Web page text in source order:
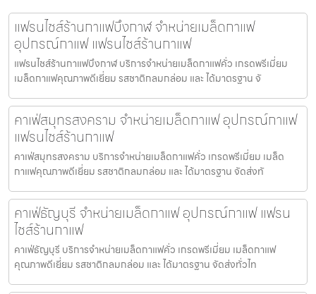
แฟรนไชส์ร้านกาแฟบึงกาฬ จำหน่ายเมล็ดกาแฟ
อุปกรณ์กาแฟ แฟรนไชส์ร้านกาแฟ
แฟรนไชส์ร้านกาแฟบึงกาฬ บริการจำหน่ายเมล็ดกาแฟคั่ว เกรดพรีเมี่ยม
เมล็ดกาแฟคุณภาพดีเยี่ยม รสชาติกลมกล่อม และ ได้มาตรฐาน จั
คาเฟ่สมุทรสงคราม จำหน่ายเมล็ดกาแฟ อุปกรณ์กาแฟ
แฟรนไชส์ร้านกาแฟ
คาเฟ่สมุทรสงคราม บริการจำหน่ายเมล็ดกาแฟคั่ว เกรดพรีเมี่ยม เมล็ด
กาแฟคุณภาพดีเยี่ยม รสชาติกลมกล่อม และ ได้มาตรฐาน จัดส่งทั
คาเฟ่ธัญบุรี จำหน่ายเมล็ดกาแฟ อุปกรณ์กาแฟ แฟรน
ไชส์ร้านกาแฟ
คาเฟ่ธัญบุรี บริการจำหน่ายเมล็ดกาแฟคั่ว เกรดพรีเมี่ยม เมล็ดกาแฟ
คุณภาพดีเยี่ยม รสชาติกลมกล่อม และ ได้มาตรฐาน จัดส่งทั่วไท